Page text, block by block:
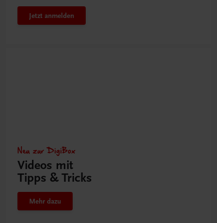
Jetzt anmelden
Neu zur DigiBox
Videos mit
Tipps & Tricks
Mehr dazu